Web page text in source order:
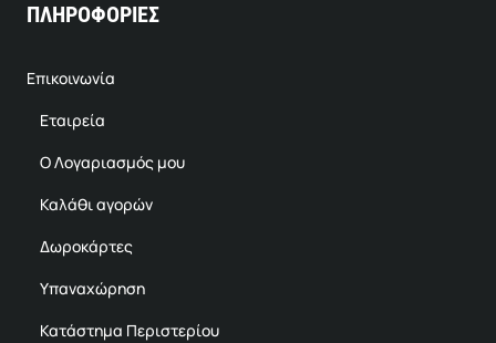
ΠΛΗΡΟΦΟΡΙΕΣ
Επικοινωνία
Εταιρεία
Ο Λογαριασμός μου
Καλάθι αγορών
Δωροκάρτες
Υπαναχώρηση
Κατάστημα Περιστερίου